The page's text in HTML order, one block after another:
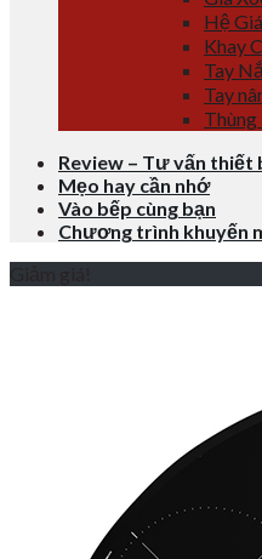
Hệ
Khay
Tay
Tay
Thùng
Review – Tư vấn thiết
Mẹo hay cần nhớ
Vào bếp cùng bạn
Chương trình khuyến